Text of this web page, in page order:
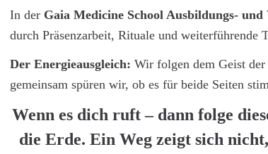
In der Gaia Medicine School Ausbildungs- und
durch Präsenzarbeit, Rituale und weiterführende
Der Energieausgleich: Wir folgen dem Geist
gemeinsam spüren wir, ob es für beide Seiten
Wenn es dich ruft – dann folge
die Erde. Ein Weg zeigt sich